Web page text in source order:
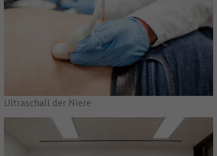
Ultraschall der Niere